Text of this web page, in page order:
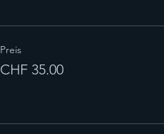
Preis
CHF 35.00